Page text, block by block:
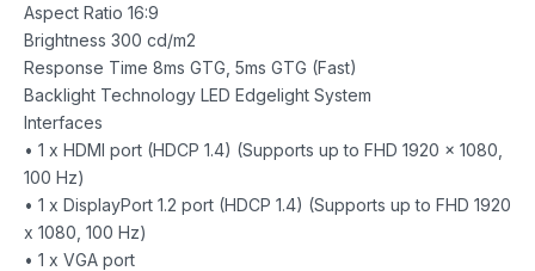
Aspect Ratio 16:9
Brightness 300 cd/m2
Response Time 8ms GTG, 5ms GTG (Fast)
Backlight Technology LED Edgelight System
Interfaces
• 1 x HDMI port (HDCP 1.4) (Supports up to FHD 1920 x 1080,
100 Hz)
• 1 x DisplayPort 1.2 port (HDCP 1.4) (Supports up to FHD 1920
x 1080, 100 Hz)
• 1 x VGA port